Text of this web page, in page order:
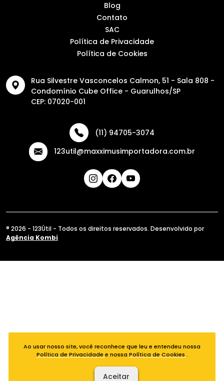
Blog
Contato
SAC
Política de Privacidade
Política de Cookies
Rua Silvestre Vasconcelos Calmon, 51 - Sala 808 -
Condomínio Cube Office - Guarulhos/SP
CEP: 07020-001
(11) 94705-3074
123util@maxximusimportadora.com.br
® 2026 - 123Útil - Todos os direitos reservados. Desenvolvido por
Agência Kombi
Ao usar nosso site, você reconhece que leu e entendeu nossa
Política de Privacidade e nossa Política de Cookies .
Aceitar